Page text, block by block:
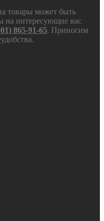
товары может быть
на интересующие вас
865-91-65. Приносим